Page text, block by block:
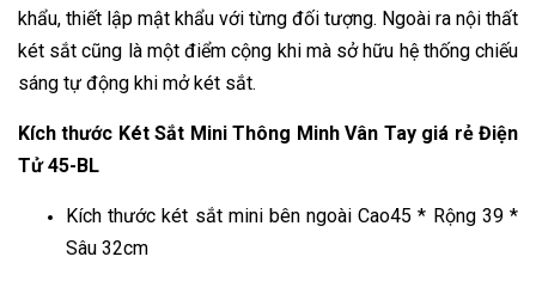
khẩu, thiết lập mật khẩu với từng đối tượng. Ngoài ra nội thất
két sắt cũng là một điểm cộng khi mà sở hữu hệ thống chiếu
sáng tự động khi mở két sắt.
Kích thước Két Sắt Mini Thông Minh Vân Tay giá rẻ Điện
Tử 45-BL
Kích thước két sắt mini bên ngoài Cao45 * Rộng 39 *
Sâu 32cm